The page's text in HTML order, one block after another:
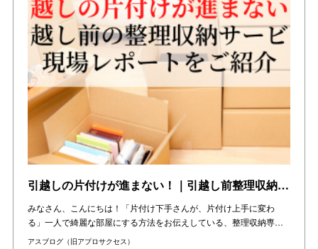
引越しの片付けが進まない！｜引越し前整理収納サービス（大阪市・西田辺駅付近）の現場レポをご紹介！
みなさん、こんにちは！「片付け下手さんが、片付け上手に変わ
る」一人で綺麗な部屋にする方法をお伝えしている、整理収納専…
アスブログ（旧アプロサクセス）